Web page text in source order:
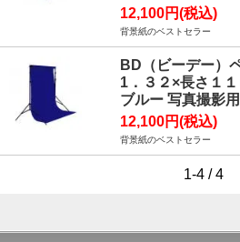
12,100円(税込)
背景紙のベストセラー
BD（ビーデー）
1．３２×長さ１
ブルー 写真撮影
12,100円(税込)
背景紙のベストセラー
1-4 / 4